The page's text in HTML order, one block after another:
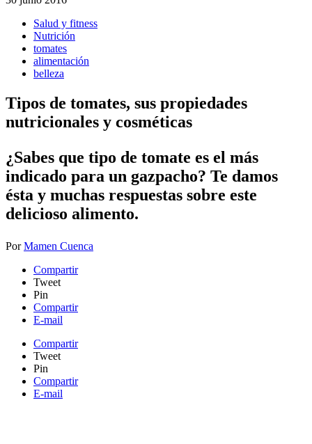
Salud y fitness
Nutrición
tomates
alimentación
belleza
Tipos de tomates, sus propiedades
nutricionales y cosméticas
¿Sabes que tipo de tomate es el más
indicado para un gazpacho? Te damos
ésta y muchas respuestas sobre este
delicioso alimento.
PorMamen Cuenca
Compartir
Tweet
Pin
Compartir
E-mail
Compartir
Tweet
Pin
Compartir
E-mail